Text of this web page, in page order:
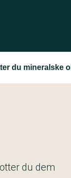
du mineralske
du dem